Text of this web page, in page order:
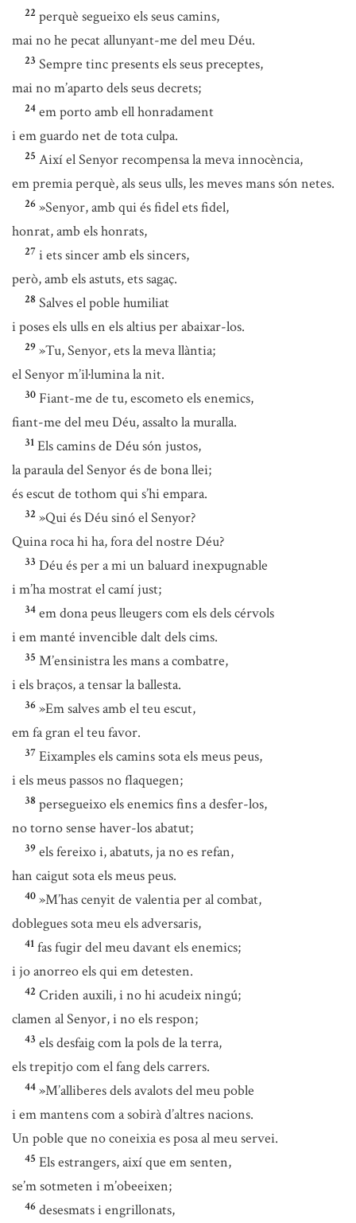
22 perquè segueixo els seus camins,
mai no he pecat allunyant-me del meu Déu.
23 Sempre tinc presents els seus preceptes,
mai no m’aparto dels seus decrets;
24 em porto amb ell honradament
i em guardo net de tota culpa.
25 Així el Senyor recompensa la meva innocència,
em premia perquè, als seus ulls, les meves mans són netes.
26 »Senyor, amb qui és fidel ets fidel,
honrat, amb els honrats,
27 i ets sincer amb els sincers,
però, amb els astuts, ets sagaç.
28 Salves el poble humiliat
i poses els ulls en els altius per abaixar-los.
29 »Tu, Senyor, ets la meva llàntia;
el Senyor m’il·lumina la nit.
30 Fiant-me de tu, escometo els enemics,
fiant-me del meu Déu, assalto la muralla.
31 Els camins de Déu són justos,
la paraula del Senyor és de bona llei;
és escut de tothom qui s’hi empara.
32 »Qui és Déu sinó el Senyor?
Quina roca hi ha, fora del nostre Déu?
33 Déu és per a mi un baluard inexpugnable
i m’ha mostrat el camí just;
34 em dona peus lleugers com els dels cérvols
i em manté invencible dalt dels cims.
35 M’ensinistra les mans a combatre,
i els braços, a tensar la ballesta.
36 »Em salves amb el teu escut,
em fa gran el teu favor.
37 Eixamples els camins sota els meus peus,
i els meus passos no flaquegen;
38 persegueixo els enemics fins a desfer-los,
no torno sense haver-los abatut;
39 els fereixo i, abatuts, ja no es refan,
han caigut sota els meus peus.
40 »M’has cenyit de valentia per al combat,
doblegues sota meu els adversaris,
41 fas fugir del meu davant els enemics;
i jo anorreo els qui em detesten.
42 Criden auxili, i no hi acudeix ningú;
clamen al Senyor, i no els respon;
43 els desfaig com la pols de la terra,
els trepitjo com el fang dels carrers.
44 »M’alliberes dels avalots del meu poble
i em mantens com a sobirà d’altres nacions.
Un poble que no coneixia es posa al meu servei.
45 Els estrangers, així que em senten,
se’m sotmeten i m’obeeixen;
46 desesmats i engrillonats,